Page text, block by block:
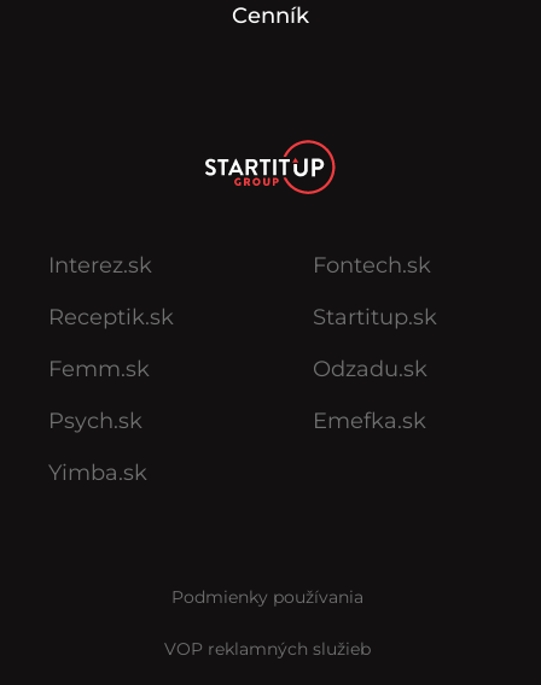
Cenník
Interez.sk
Receptik.sk
Femm.sk
Psych.sk
Yimba.sk
Fontech.sk
Startitup.sk
Odzadu.sk
Emefka.sk
Podmienky používania
VOP reklamných služieb